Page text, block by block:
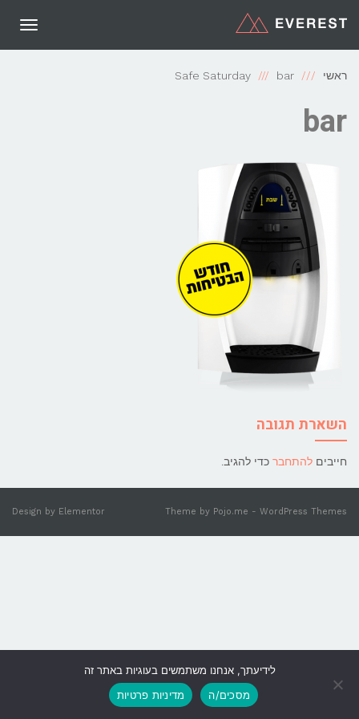
ראשי Safe Saturday bar
bar
השארת תגובה
חייבים להתחבר כדי להגיב.
Theme by Pojo.me - WordPress Themes
Design by Elementor
גלילה
לראש
לידיעתך, אנחנו משתמשים בעוגיות באתר זה
מסכים/ה
מדיניות פרטיות